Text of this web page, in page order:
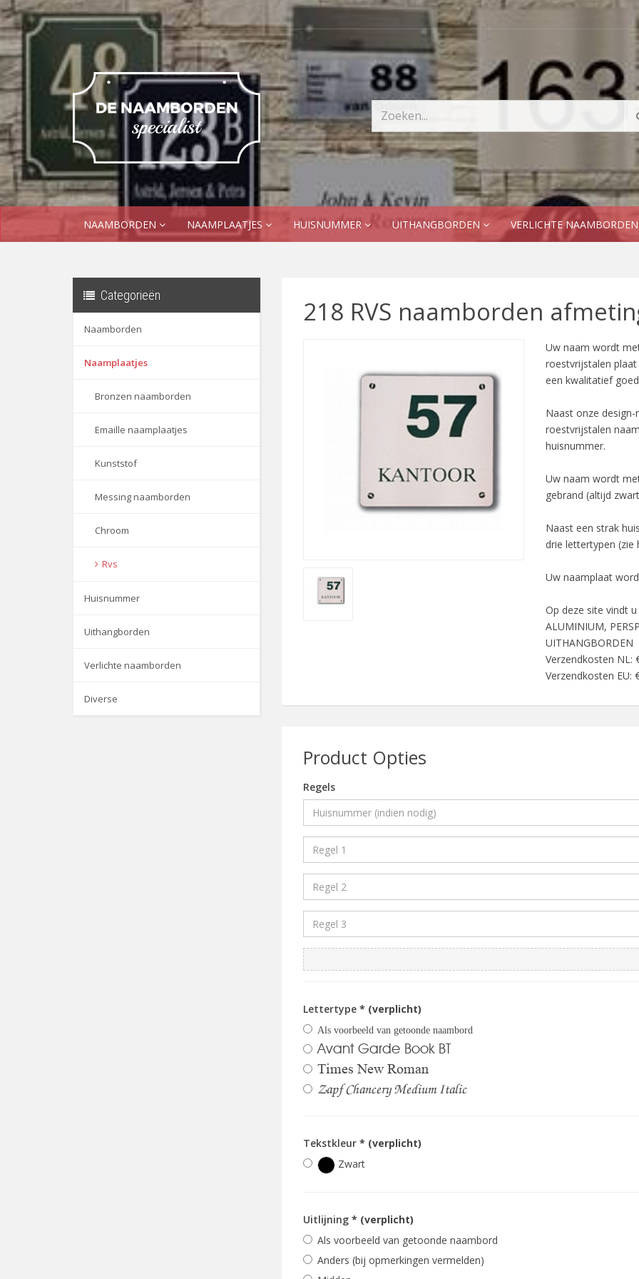
NAAMBORDEN NAAMPLAATJES HUISNUMMER UITHANGBORDEN VERLICHTE NAAMBORDEN
Categorieën
Naamborden
Naamplaatjes
Bronzen naamborden
Emaille naamplaatjes
Kunststof
Messing naamborden
Chroom
Rvs
Huisnummer
Uithangborden
Verlichte naamborden
Diverse
218 RVS naamborden
Uw naam wordt
roestvrijstalen
een kwalitatief
Naast onze
roestvrijstalen
huisnummer.
Uw naam wordt
gebrand (altijd
Naast een strak
drie lettertypen (zie
Uw naamplaat
Op deze site vindt u
ALUMINIUM,
UITHANGBORDEN
Verzendkosten NL:
Verzendkosten EU:
Product Opties
Regels
Lettertype * (verplicht)
Als voorbeeld van getoonde naambord
Avant Garde Book BT
Times New Roman
Zapf Chancery Medium Italic
Tekstkleur * (verplicht)
Zwart
Uitlijning * (verplicht)
Als voorbeeld van getoonde naambord
Anders (bij opmerkingen vermelden)